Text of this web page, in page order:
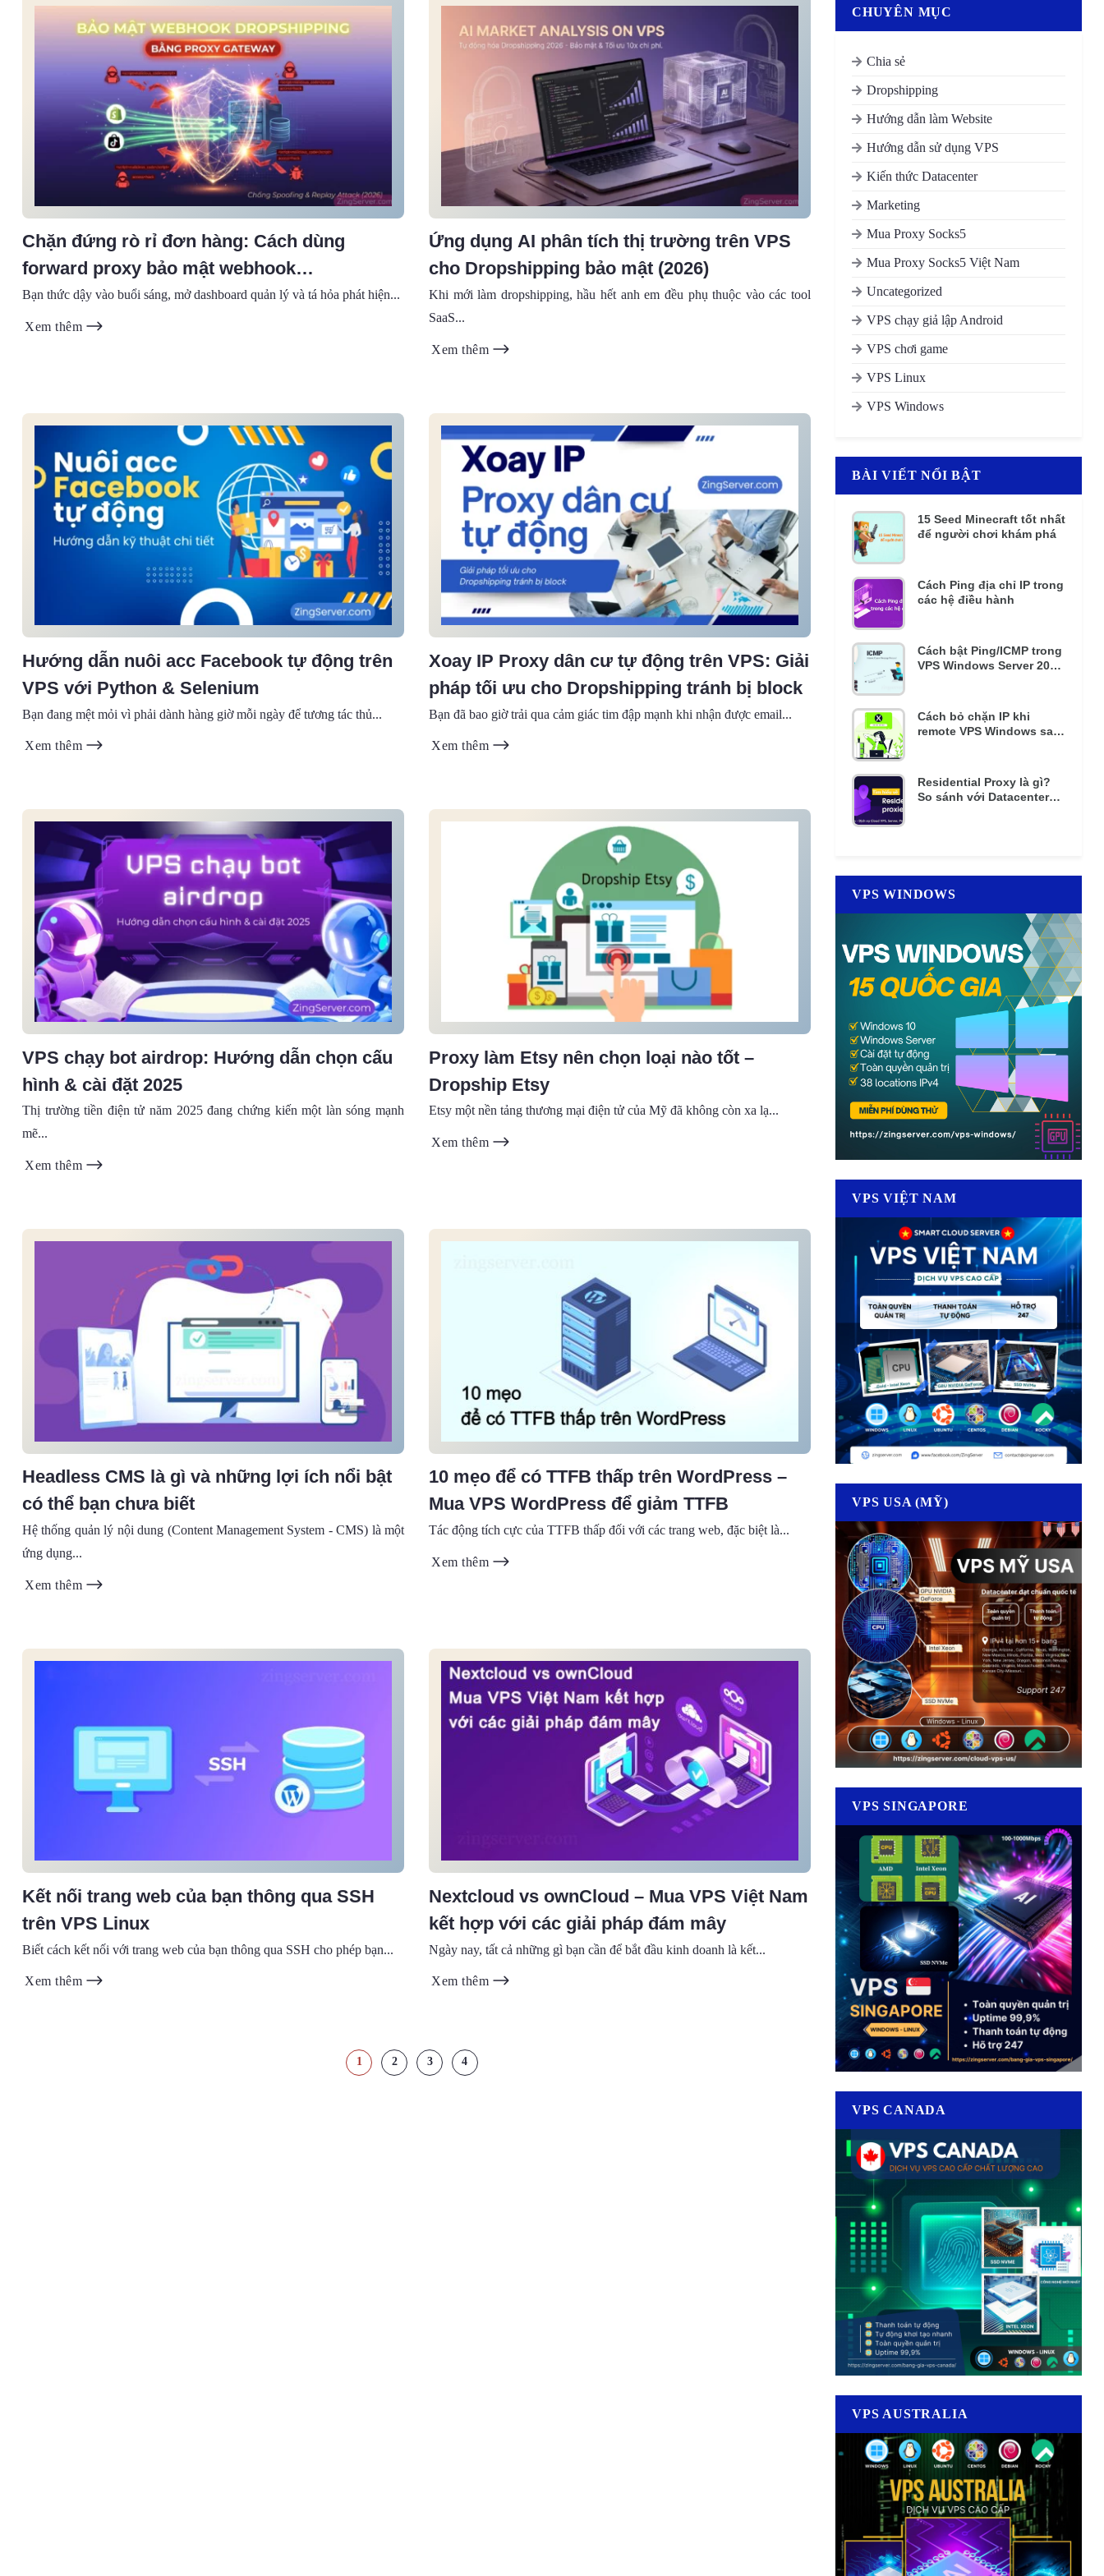
Chặn đứng rò rỉ đơn hàng: Cách dùng
forward proxy bảo mật webhook
dropshipping toàn diện (2026)
Bạn thức dậy vào buổi sáng, mở dashboard quản lý và tá hỏa phát hiện...
Xem thêm
Ứng dụng AI phân tích thị trường trên VPS
cho Dropshipping bảo mật (2026)
Khi mới làm dropshipping, hầu hết anh em đều phụ thuộc vào các tool
SaaS...
Xem thêm
Hướng dẫn nuôi acc Facebook tự động trên
VPS với Python & Selenium
Bạn đang mệt mỏi vì phải dành hàng giờ mỗi ngày để tương tác thủ...
Xem thêm
Xoay IP Proxy dân cư tự động trên VPS: Giải
pháp tối ưu cho Dropshipping tránh bị block
Bạn đã bao giờ trải qua cảm giác tim đập mạnh khi nhận được email...
Xem thêm
VPS chạy bot airdrop: Hướng dẫn chọn cấu
hình & cài đặt 2025
Thị trường tiền điện tử năm 2025 đang chứng kiến một làn sóng mạnh
mẽ...
Xem thêm
Proxy làm Etsy nên chọn loại nào tốt –
Dropship Etsy
Etsy một nền tảng thương mại điện tử của Mỹ đã không còn xa lạ...
Xem thêm
Headless CMS là gì và những lợi ích nổi bật
có thể bạn chưa biết
Hệ thống quản lý nội dung (Content Management System - CMS) là một
ứng dụng...
Xem thêm
10 mẹo để có TTFB thấp trên WordPress –
Mua VPS WordPress để giảm TTFB
Tác động tích cực của TTFB thấp đối với các trang web, đặc biệt là...
Xem thêm
Kết nối trang web của bạn thông qua SSH
trên VPS Linux
Biết cách kết nối với trang web của bạn thông qua SSH cho phép bạn...
Xem thêm
Nextcloud vs ownCloud – Mua VPS Việt Nam
kết hợp với các giải pháp đám mây
Ngày nay, tất cả những gì bạn cần để bắt đầu kinh doanh là kết...
Xem thêm
1 2 3 4
CHUYÊN MỤC
Chia sẻ
Dropshipping
Hướng dẫn làm Website
Hướng dẫn sử dụng VPS
Kiến thức Datacenter
Marketing
Mua Proxy Socks5
Mua Proxy Socks5 Việt Nam
Uncategorized
VPS chạy giả lập Android
VPS chơi game
VPS Linux
VPS Windows
BÀI VIẾT NỔI BẬT
15 Seed Minecraft tốt nhất
để người chơi khám phá
Cách Ping địa chỉ IP trong
các hệ điều hành
Cách bật Ping/ICMP trong
VPS Windows Server 2016
Cách bỏ chặn IP khi
remote VPS Windows sai
Residential Proxy là gì?
So sánh với Datacenter
VPS WINDOWS
VPS VIỆT NAM
VPS USA (MỸ)
VPS SINGAPORE
VPS CANADA
VPS AUSTRALIA